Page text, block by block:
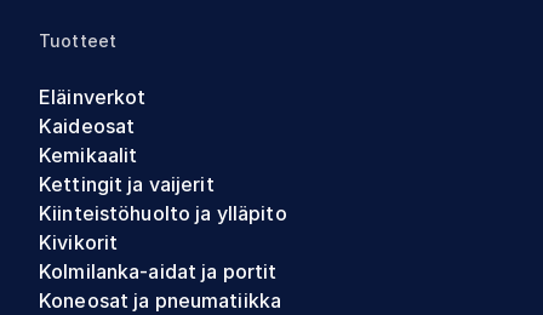
Tuotteet
Eläinverkot
Kaideosat
Kemikaalit
Kettingit ja vaijerit
Kiinteistöhuolto ja ylläpito
Kivikorit
Kolmilanka-aidat ja portit
Koneosat ja pneumatiikka